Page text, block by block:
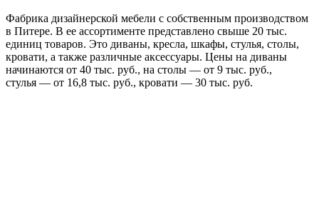
Фабрика дизайнерской мебели с собственным производством
в Питере. В ее ассортименте представлено свыше 20 тыс.
единиц товаров. Это диваны, кресла, шкафы, стулья, столы,
кровати, а также различные аксессуары. Цены на диваны
начинаются от 40 тыс. руб., на столы — от 9 тыс. руб.,
стулья — от 16,8 тыс. руб., кровати — 30 тыс. руб.